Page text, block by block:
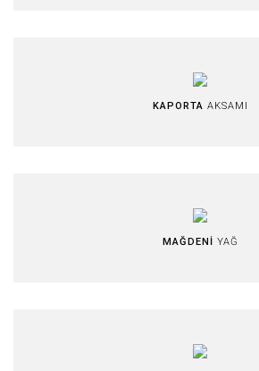
KAPORTA AKSAMI
MAĞDENİ YAĞ